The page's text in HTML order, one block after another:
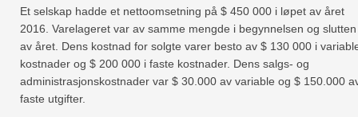
Et selskap hadde et nettoomsetning på $ 450 000 i løpet av året
2016. Varelageret var av samme mengde i begynnelsen og slutten
av året. Dens kostnad for solgte varer besto av $ 130 000 i
kostnader og $ 200 000 i faste kostnader. Dens salgs- og
administrasjonskostnader var $ 30.000 av variable og $ 150.000
faste utgifter.